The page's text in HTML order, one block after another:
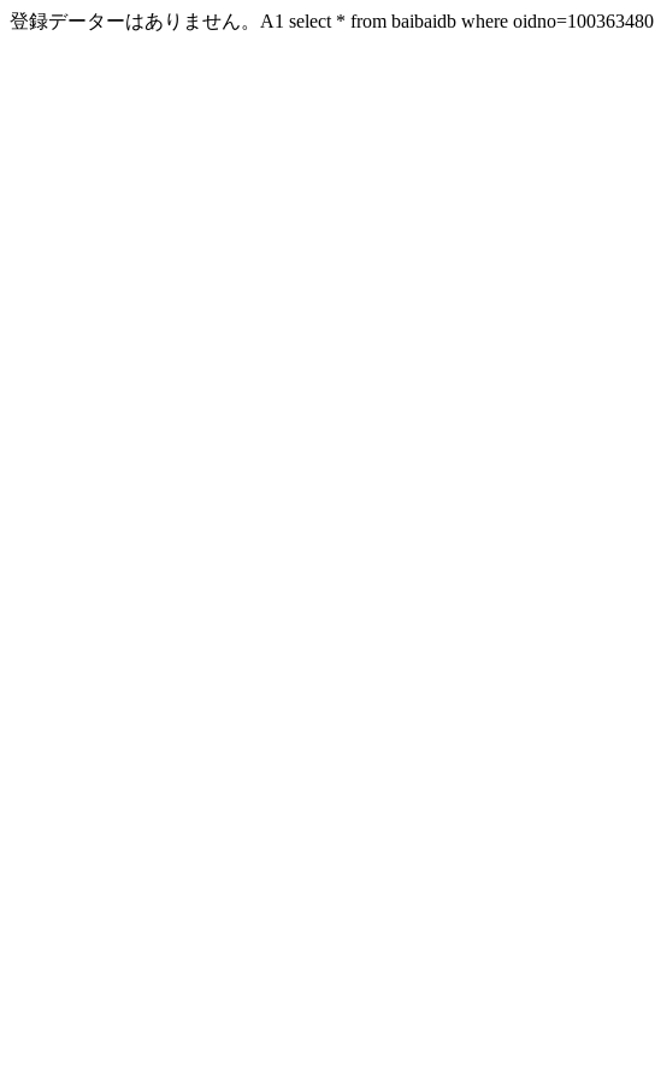
登録データーはありません。A1 select * from baibaidb where oidno=100363480